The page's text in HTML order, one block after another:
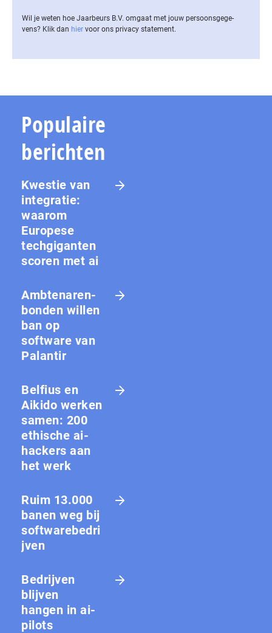
Wil je weten hoe Jaarbeurs B.V. omgaat met jouw per­soons­ge­ge­
vens? Klik dan hier voor ons privacy statement.
Populaire
berichten
Kwestie van
integratie:
waarom
Europese
techgiganten
scoren met ai
Amb­te­na­ren­
bon­den willen
ban op
software van
Palantir
Belfius en
Aikido werken
samen: 200
ethische ai-
hackers aan
het werk
Ruim 13.000
banen weg bij
softwarebedri
jven
Bedrijven
blijven
hangen in ai-
pilots